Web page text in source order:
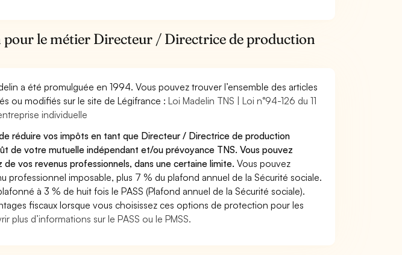
le métier Directeur / Directrice de production
a été promulguée en 1994. Vous pouvez trouver l’ensemble des articles
ou modifiés sur le site de Légifrance :Loi Madelin TNS | Loi n°94-126 du 11
individuelle
réduire vos impôts en tant que Directeur / Directrice de production
de votre mutuelle indépendant et/ou prévoyance TNS. Vous pouvez
vos revenus professionnels, dans une certaine limite.Vous pouvez
professionnel imposable, plus 7 % du plafond annuel de la Sécurité sociale.
à 3 % de huit fois le PASS (Plafond annuel de la Sécurité sociale).
fiscaux lorsque vous choisissez ces options de protection pour les
plus d’informations sur le PASS ou le PMSS.